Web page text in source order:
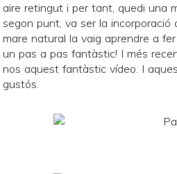
aire retingut i per tant, quedi una
segon punt, va ser la
mare natural la vaig aprendre a
un pas a pas fantàstic! I més
nos aquest fantàstic vídeo. I
gustós.